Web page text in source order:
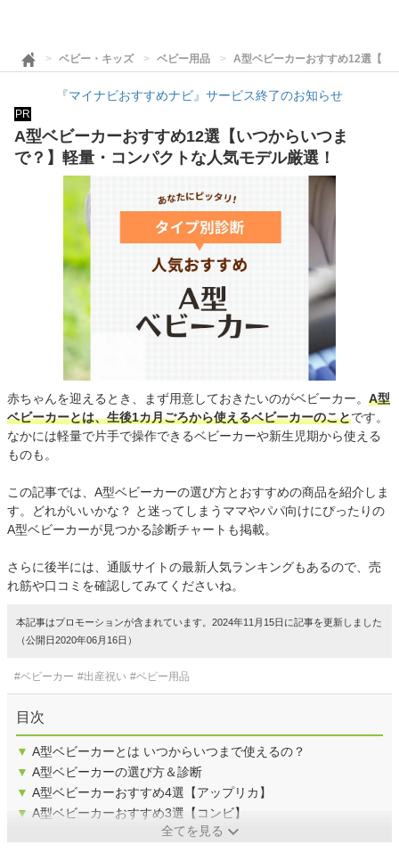
ベビー・キッズ ベビー用品 A型ベビーカーおすすめ12選【い
『マイナビおすすめナビ』サービス終了のお知らせ
PR
A型ベビーカーおすすめ12選【いつからいつま
で？】軽量・コンパクトな人気モデル厳選！
赤ちゃんを迎えるとき、まず用意しておきたいのがベビーカー。 A型
ベビーカーとは、生後1カ月ごろから使えるベビーカーのことです。
なかには軽量で片手で操作できるベビーカーや新生児期から使える
ものも。
この記事では、A型ベビーカーの選び方とおすすめの商品を紹介しま
す。どれがいいかな？ と迷ってしまうママやパパ向けにぴったりの
A型ベビーカーが見つかる診断チャートも掲載。
さらに後半には、通販サイトの最新人気ランキングもあるので、売
れ筋や口コミを確認してみてくださいね。
本記事はプロモーションが含まれています。2024年11月15日に記事を更新しました
（公開日2020年06月16日）
#ベビーカー #出産祝い #ベビー用品
目次
▼ A型ベビーカーとは いつからいつまで使えるの？
▼ A型ベビーカーの選び方＆診断
▼ A型ベビーカーおすすめ4選【アップリカ】
▼ A型ベビーカーおすすめ3選【コンビ】
全てを見る